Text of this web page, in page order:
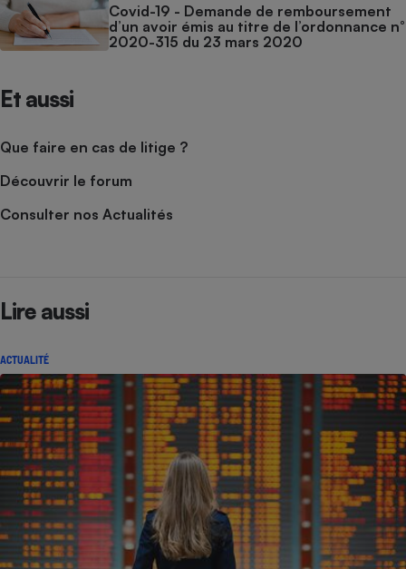
Covid-19 - Demande de remboursement
d’un avoir émis au titre de l’ordonnance n°
2020-315 du 23 mars 2020
Et aussi
Que faire en cas de litige ?
Découvrir le forum
Consulter nos Actualités
Lire aussi
ACTUALITÉ